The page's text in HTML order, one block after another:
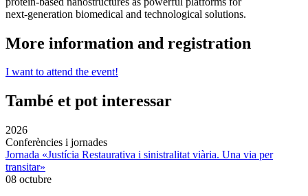
next‑generation biomedical and technological solutions.
More information and registration
I want to attend the event!
També et pot interessar
2026
Conferències i jornades
Jornada «Justícia Restaurativa i sinistralitat viària. Una via per
transitar»
08 octubre